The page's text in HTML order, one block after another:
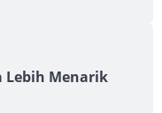
Lebih Menarik